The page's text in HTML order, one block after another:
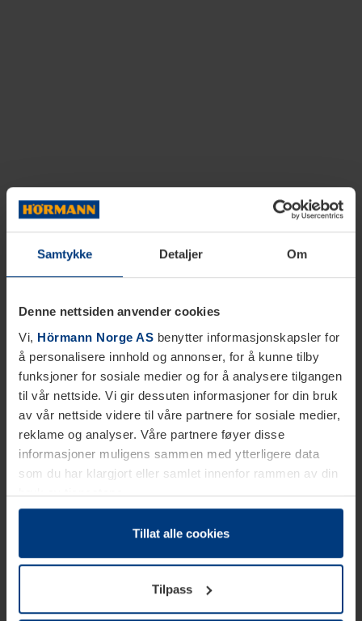
Samtykke Detaljer Om
Denne nettsiden anvender cookies
Vi, Hörmann Norge AS benytter informasjonskapsler for
å personalisere innhold og annonser, for å kunne tilby
funksjoner for sosiale medier og for å analysere tilgangen
til vår nettside. Vi gir dessuten informasjoner for din bruk
av vår nettside videre til våre partnere for sosiale medier,
reklame og analyser. Våre partnere føyer disse
informasjoner muligens sammen med ytterligere data
som du har klargjort eller samlet innenfor rammen av din
bruk av tjenestene.
Etter loven kan vi lagre informasjonskapsler på din
datamaskin, hvis disse er absolutt nødvendig for drift av
trenger vi din tillatelse. Du kan når som helst endre eller
tilbakekalle ditt samtykke i forklaringen av
informasjonskapselen på sidenPersonvernerklæringpå
Tillat alle cookies
Tilpass